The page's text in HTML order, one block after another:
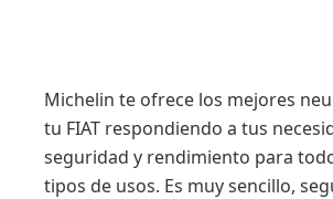
Michelin te ofrece los mejores
tu FIAT respondiendo a tus
seguridad y rendimiento para
tipos de usos. Es muy sencillo,